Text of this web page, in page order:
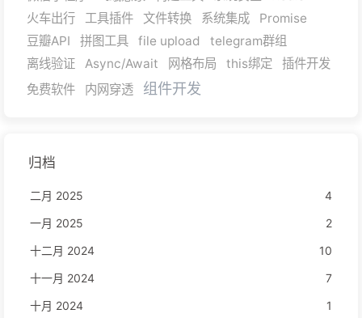
火车出行
工具插件 文件转换 系统集成
Promise
豆瓣API
拼图工具 file upload
telegram群组
离线验证
Async/Await 网格布局 this绑定
插件开发
免费软件
内网穿透 组件开发
归档
二月 2025
4
一月 2025
2
十二月 2024
10
十一月 2024
7
十月 2024
1